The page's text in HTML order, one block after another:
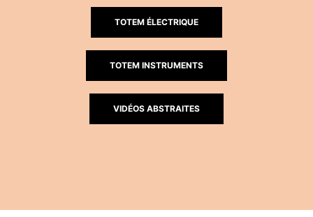
TOTEM ÉLECTRIQUE
TOTEM INSTRUMENTS
VIDÉOS ABSTRAITES